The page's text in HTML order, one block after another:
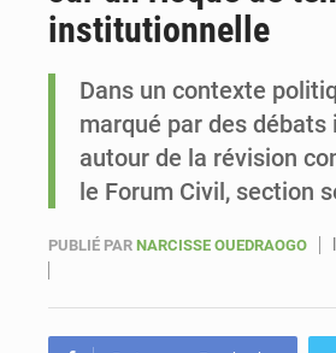
institutionnelle
Dans un contexte
marqué par des débats
autour de la révision
le Forum Civil, section
PUBLIÉ PAR NARCISSE OUEDRAOGO